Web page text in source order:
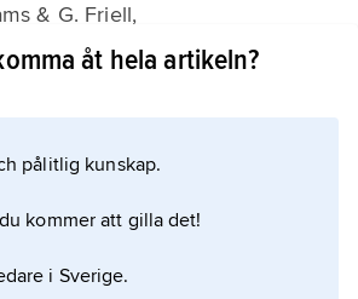
& G. Friell,
åt hela artikeln?
pålitlig kunskap.
kommer att gilla det!
i Sverige.